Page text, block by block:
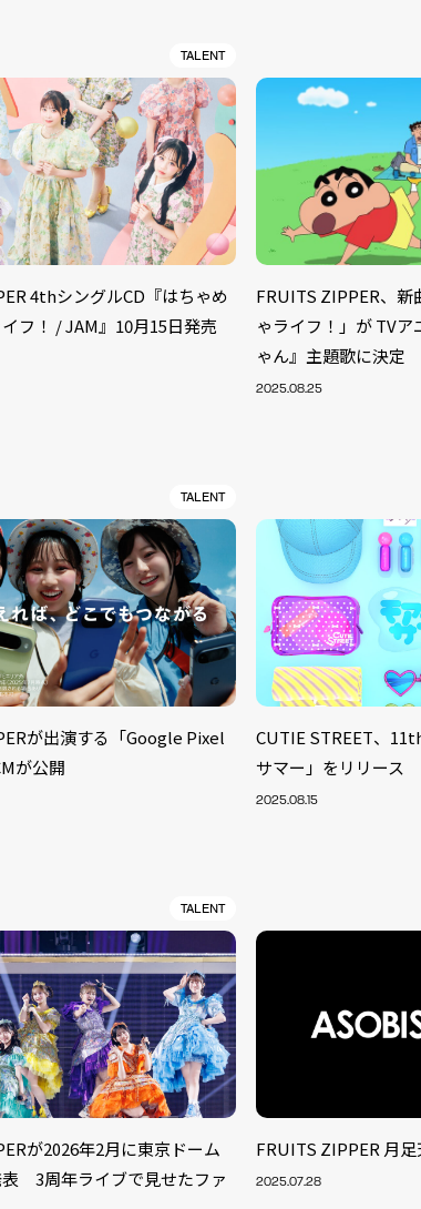
TALENT
4thシングルCD『はちゃめ
フ！ / JAM』10月15日発売
FRUITS ZIPPER、新
ゃライフ！」が TV
ゃん』主題歌に決定
2025.08.25
TALENT
が出演する「Google Pixel
が公開
CUTIE STREET、
サマー」をリリース
2025.08.15
TALENT
が2026年2月に東京ドーム
3周年ライブで見せたファ
FRUITS ZIPPER 月
2025.07.28
ARTIST40